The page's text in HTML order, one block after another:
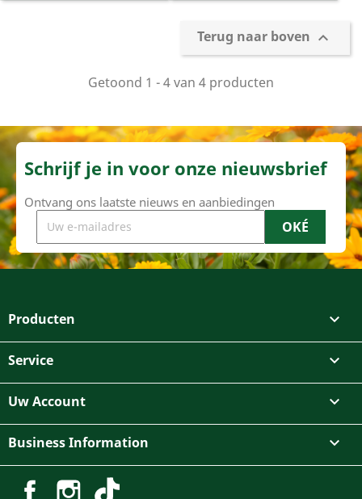
Terug naar boven 
Getoond 1 - 4 van 4 producten
Schrijf je in voor onze nieuwsbrief
Ontvang ons laatste nieuws en aanbiedingen
Producten 
Service 
Uw Account 
Business Information 
Facebook Instagram